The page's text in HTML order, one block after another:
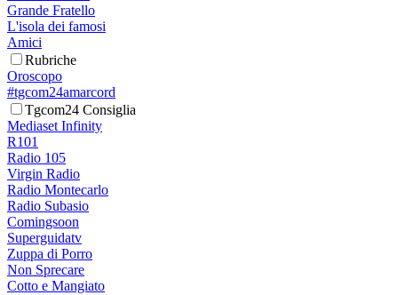
Grande Fratello
L'isola dei famosi
Amici
Rubriche
Oroscopo
#tgcom24amarcord
Tgcom24 Consiglia
Mediaset Infinity
R101
Radio 105
Virgin Radio
Radio Montecarlo
Radio Subasio
Comingsoon
Superguidatv
Zuppa di Porro
Non Sprecare
Cotto e Mangiato